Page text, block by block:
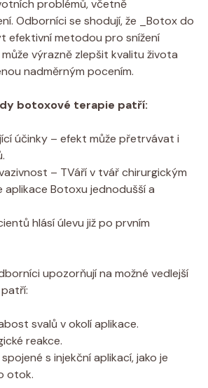
problémů, včetně
Odborníci se shodují, že _Botox do‍
efektivní metodou ⁤pro ‍snížení
výrazně zlepšit kvalitu života
‍nadměrným pocením.
⁤botoxové terapie patří:
​účinky ⁣– ⁢efekt může přetrvávat i
– TVáří v tvář chirurgickým
aplikace Botoxu jednodušší a
⁢hlásí úlevu⁤ již po ⁤prvním
upozorňují na možné vedlejší
svalů v okolí aplikace.
⁣reakce.
s injekční ​aplikací, jako je
otok.